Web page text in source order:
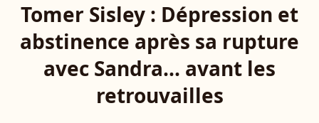
Tomer Sisley : Dépression et
abstinence après sa rupture
avec Sandra... avant les
retrouvailles